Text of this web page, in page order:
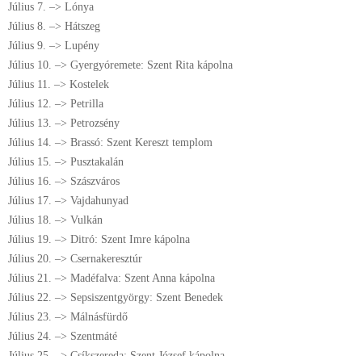
Július 7. –> Lónya
Július 8. –> Hátszeg
Július 9. –> Lupény
Július 10. –> Gyergyóremete: Szent Rita kápolna
Július 11. –> Kostelek
Július 12. –> Petrilla
Július 13. –> Petrozsény
Július 14. –> Brassó: Szent Kereszt templom
Július 15. –> Pusztakalán
Július 16. –> Szászváros
Július 17. –> Vajdahunyad
Július 18. –> Vulkán
Július 19. –> Ditró: Szent Imre kápolna
Július 20. –> Csernakeresztúr
Július 21. –> Madéfalva: Szent Anna kápolna
Július 22. –> Sepsiszentgyörgy: Szent Benedek
Július 23. –> Málnásfürdő
Július 24. –> Szentmáté